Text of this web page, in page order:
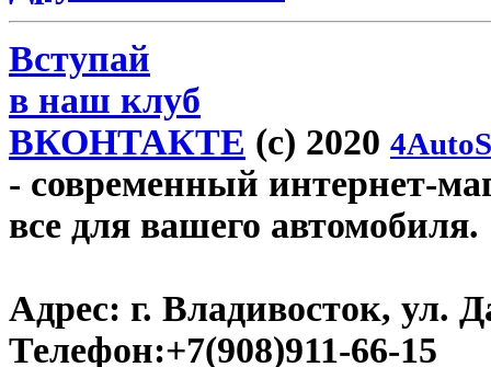
Вступай
в наш клуб
ВКОНТАКТЕ (c) 2020
- современный интернет-
все для вашего автомобиля.
Адрес: г. Владивосток, ул.
Телефон:+7(908)911-66-15